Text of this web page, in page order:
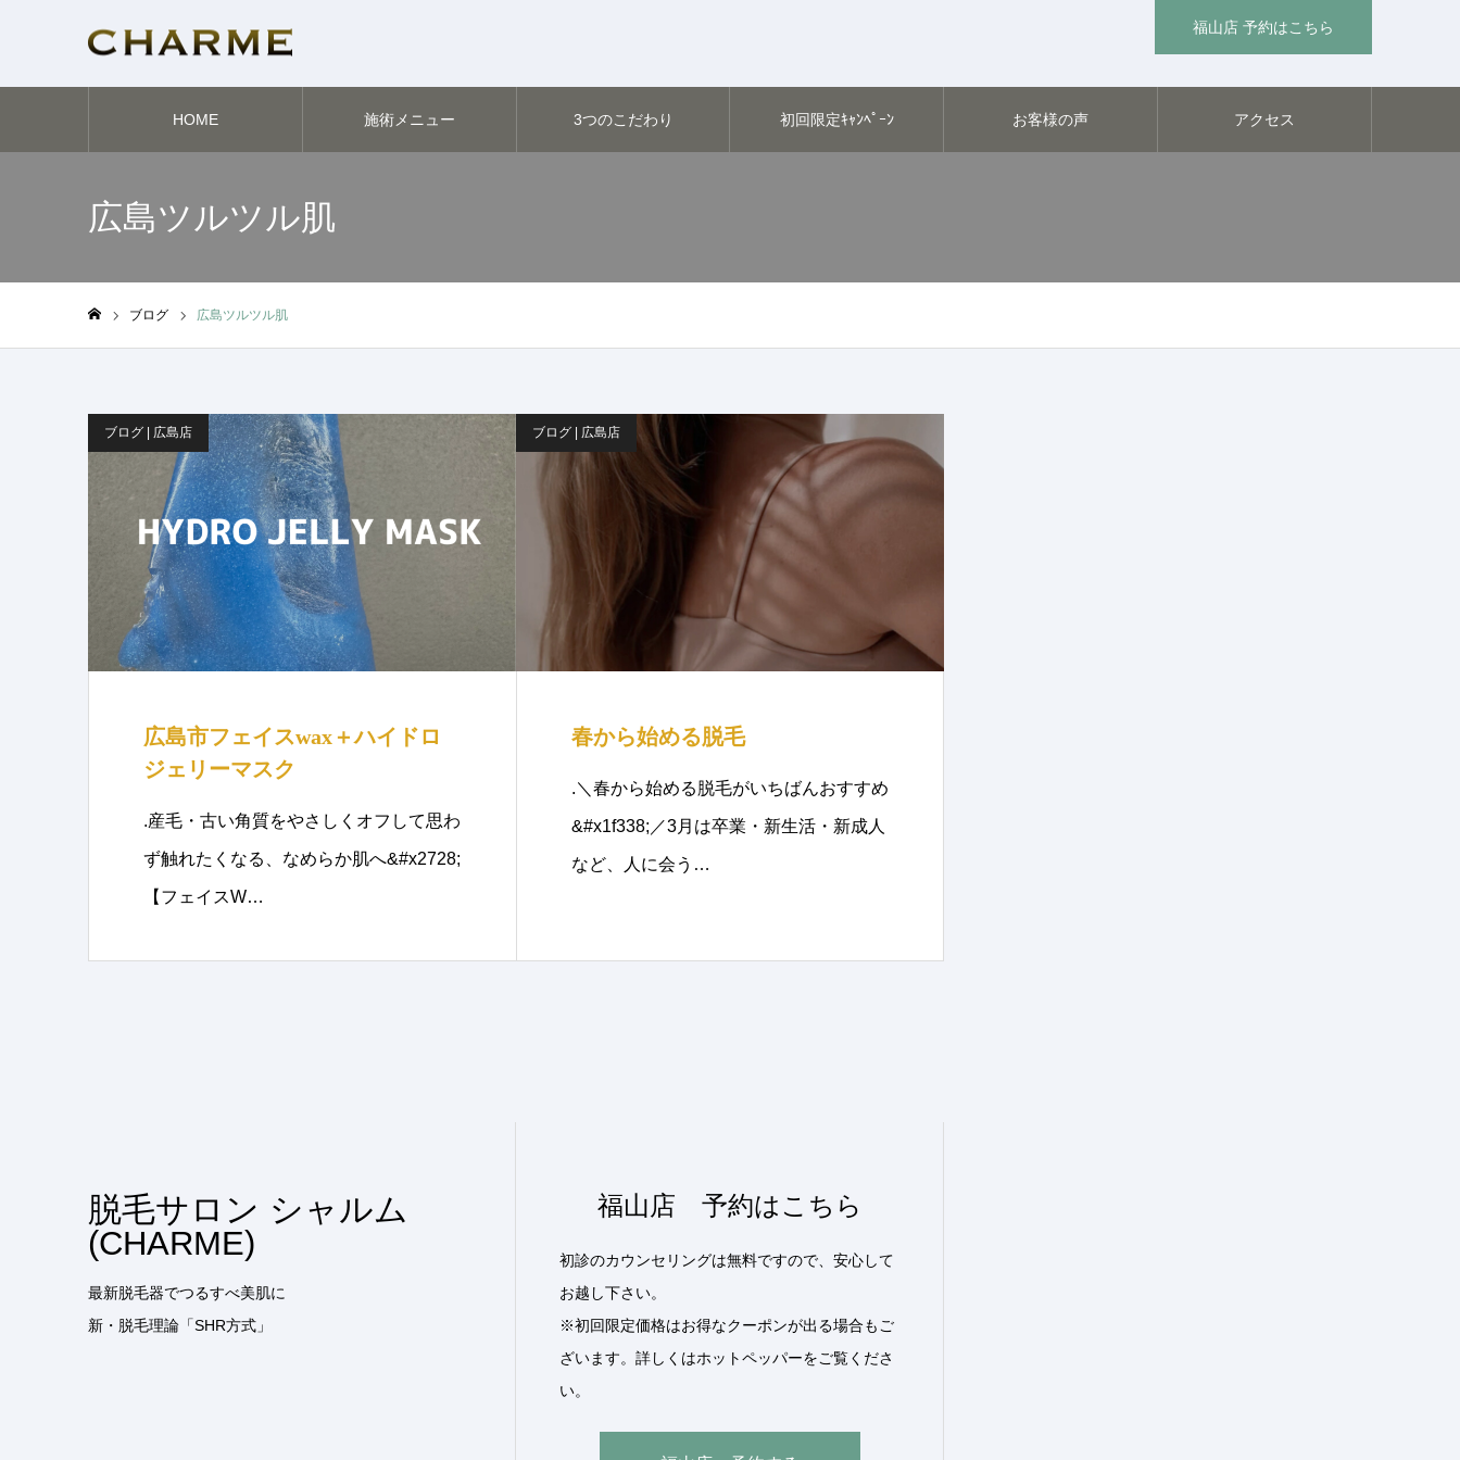
福山店 予約はこちら
HOME 施術メニュー 3つのこだわり 初回限定ｷｬﾝﾍﾟｰﾝ お客様の声 アクセス
広島ツルツル肌
ブログ 広島ツルツル肌
ブログ | 広島店
広島市フェイスwax＋ハイドロ
ジェリーマスク
.産毛・古い角質をやさしくオフして思わ
ず触れたくなる、なめらか肌へ&#x2728;
【フェイスW…
ブログ | 広島店
春から始める脱毛
.＼春から始める脱毛がいちばんおすすめ
&#x1f338;／3月は卒業・新生活・新成人
など、人に会う…
脱毛サロン シャルム
(CHARME)
最新脱毛器でつるすべ美肌に
新・脱毛理論「SHR方式」
福山店 予約はこちら
初診のカウンセリングは無料ですので、安心して
お越し下さい。
※初回限定価格はお得なクーポンが出る場合もご
ざいます。詳しくはホットペッパーをご覧くださ
い。